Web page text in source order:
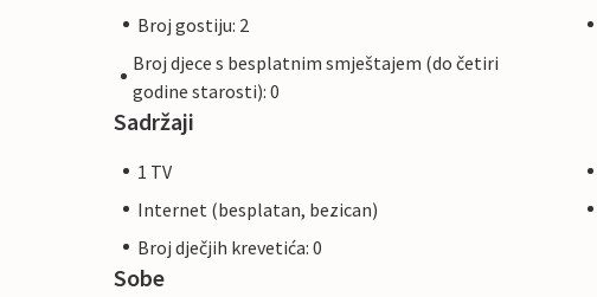
Broj gostiju: 2
Broj djece s besplatnim smještajem (do četiri
godine starosti): 0
Sadržaji
1 TV
Internet (besplatan, bezican)
Broj dječjih krevetića: 0
Sobe